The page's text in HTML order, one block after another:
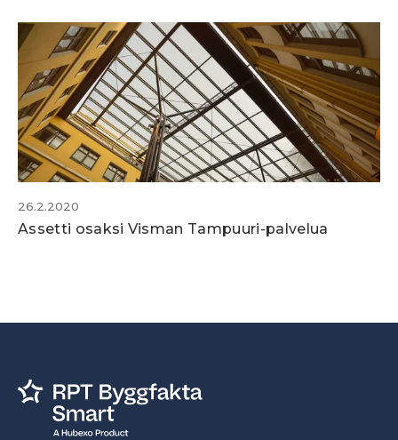
26.2.2020
Assetti osaksi Visman Tampuuri-palvelua